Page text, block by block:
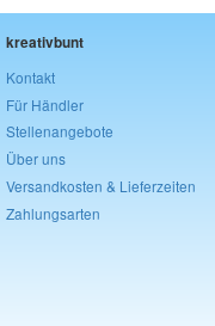
kreativbunt
Kontakt
Für Händler
Stellenangebote
Über uns
Versandkosten & Lieferzeiten
Zahlungsarten